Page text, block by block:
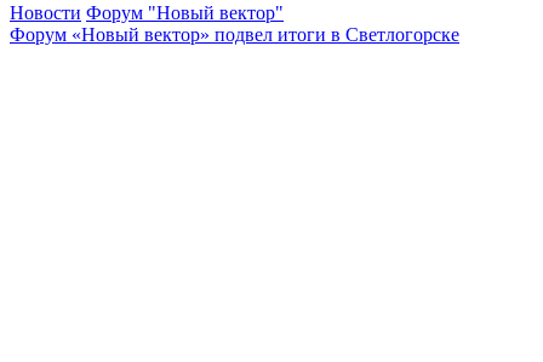
Новости Форум "Новый вектор"
Форум «Новый вектор» подвел итоги в Светлогорске